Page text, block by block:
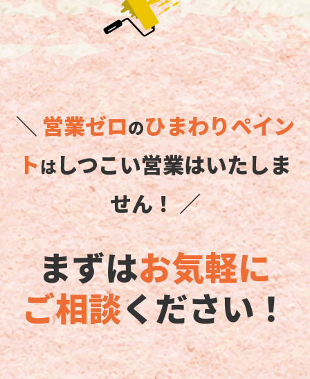
＼営業ゼロのひまわりペイン
トはしつこい営業はいたしま
せん！ ／
まずはお気軽に
ご相談ください！